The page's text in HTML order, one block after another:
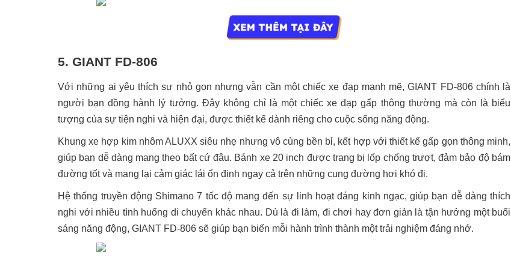
5. GIANT FD-806
Với những ai yêu thích sự nhỏ gọn nhưng vẫn cần một chiếc xe đạp mạnh mẽ, GIANT FD-806 chính là
người bạn đồng hành lý tưởng. Đây không chỉ là một chiếc xe đạp gấp thông thường mà còn là biểu
tượng của sự tiện nghi và hiện đại, được thiết kế dành riêng cho cuộc sống năng động.
Khung xe hợp kim nhôm ALUXX siêu nhẹ nhưng vô cùng bền bỉ, kết hợp với thiết kế gấp gọn thông minh,
giúp bạn dễ dàng mang theo bất cứ đâu. Bánh xe 20 inch được trang bị lốp chống trượt, đảm bảo độ bám
đường tốt và mang lại cảm giác lái ổn định ngay cả trên những cung đường hơi khó đi.
Hệ thống truyền động Shimano 7 tốc độ mang đến sự linh hoạt đáng kinh ngạc, giúp bạn dễ dàng thích
nghi với nhiều tình huống di chuyển khác nhau. Dù là đi làm, đi chơi hay đơn giản là tận hưởng một buổi
sáng năng động, GIANT FD-806 sẽ giúp bạn biến mỗi hành trình thành một trải nghiệm đáng nhớ.